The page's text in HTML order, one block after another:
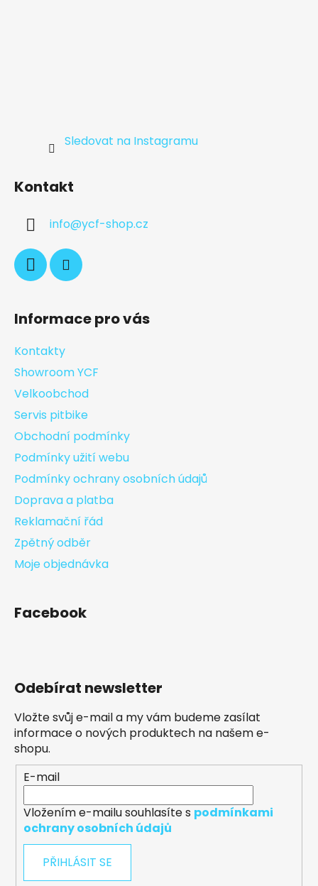
Sledovat na Instagramu
Kontakt
info@ycf-shop.cz
Informace pro vás
Kontakty
Showroom YCF
Velkoobchod
Servis pitbike
Obchodní podmínky
Podmínky užití webu
Podmínky ochrany osobních údajů
Doprava a platba
Reklamační řád
Zpětný odběr
Moje objednávka
Facebook
Odebírat newsletter
Vložte svůj e-mail a my vám budeme zasílat
informace o nových produktech na našem e-
shopu.
E-mail
Vložením e-mailu souhlasíte s podmínkami
ochrany osobních údajů
PŘIHLÁSIT SE